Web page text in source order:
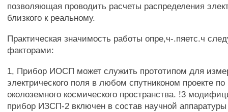
позволяющая проводить расчеты распределения
близкого к реальному.
Практическая значимость работы опре,ч-.пяетс.ч
факторами:
1, Прибор ИОСП может служить прототипом для
электрического поля в любом спутниконом проекте
околоземного космического пространства. !3
прибор ИЗСП-2 включен в состав научной аппаратуры